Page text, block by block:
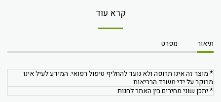
קרא עוד
תיאור מפרט
* מוצר זה אינו תרופה ולא נועד להחליף טיפול רפואי. המידע לעיל אינו
מבוקר על ידי משרד הבריאות
* יתכן שוני מחירים בין האתר לחנות